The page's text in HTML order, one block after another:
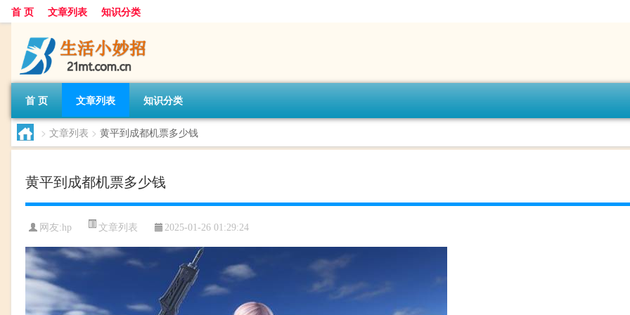
首 页 文章列表 知识分类
首 页 文章列表 知识分类
> 文章列表 > 黄平到成都机票多少钱
黄平到成都机票多少钱
网友:hp 文章列表 2025-01-26 01:29:24